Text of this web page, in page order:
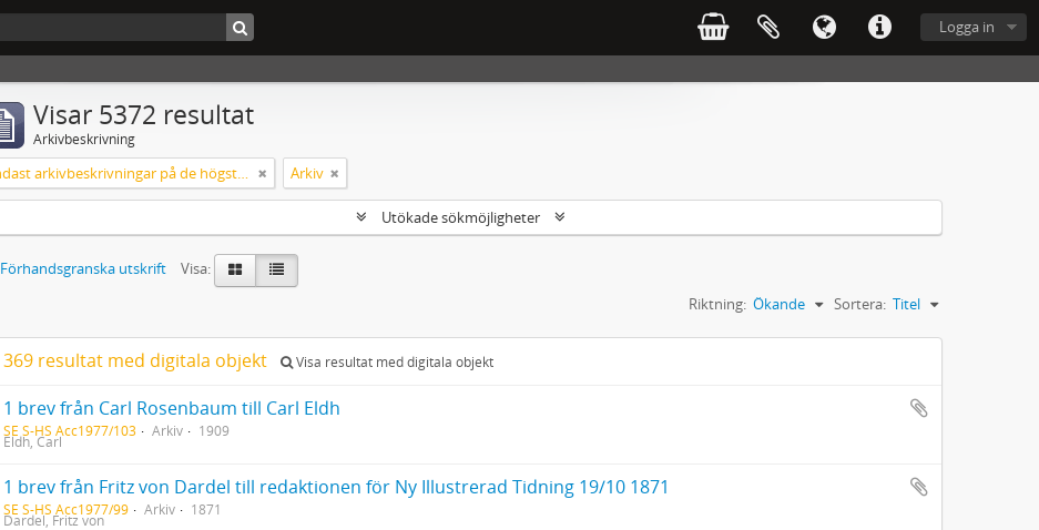
Logga in
Visar 5372 resultat
Arkivbeskrivning
Endast arkivbeskrivningar på de högsta nivåerna Arkiv
Utökade sökmöjligheter
Förhandsgranska utskrift
Visa:
Sortera: Titel
Riktning: Ökande
369 resultat med digitala objekt Visa resultat med digitala objekt
1 brev från Carl Rosenbaum till Carl Eldh
SE S-HS Acc1977/103 Arkiv 1909
Eldh, Carl
1 brev från Fritz von Dardel till redaktionen för Ny Illustrerad Tidning 19/10 1871
SE S-HS Acc1977/99 Arkiv 1871
Dardel, Fritz von